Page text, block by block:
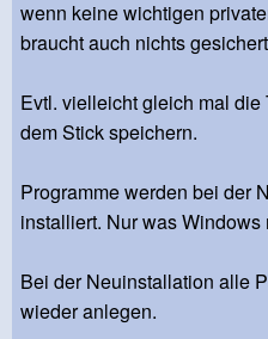
wenn keine wichtigen
braucht auch nichts
Evtl. vielleicht gleich mal
dem Stick speichern.
Programme werden bei der
installiert. Nur was Windows
Bei der Neuinstallation alle
wieder anlegen.